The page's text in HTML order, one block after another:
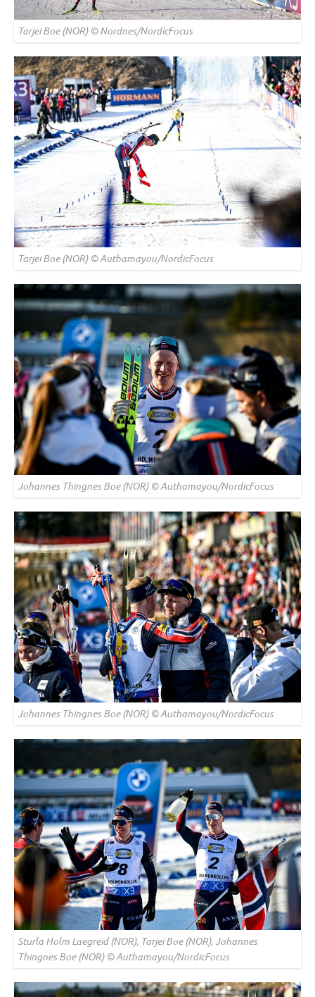
Tarjei Boe (NOR) © Nordnes/NordicFocus
Tarjei Boe (NOR) © Authamayou/NordicFocus
Johannes Thingnes Boe (NOR) © Authamayou/NordicFocus
Johannes Thingnes Boe (NOR) © Authamayou/NordicFocus
Sturla Holm Laegreid (NOR), Tarjei Boe (NOR), Johannes
Thingnes Boe (NOR) © Authamayou/NordicFocus